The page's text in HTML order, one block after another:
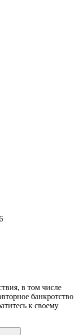
в том числе
банкротство
к своему